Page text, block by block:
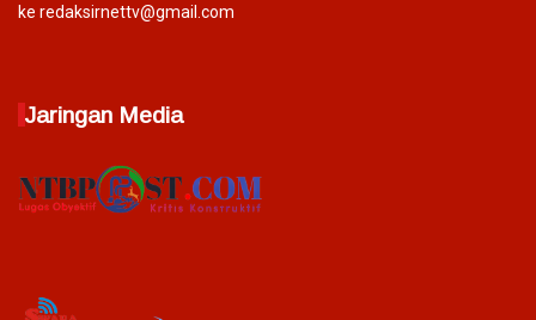
ke redaksirnettv@gmail.com
Jaringan Media